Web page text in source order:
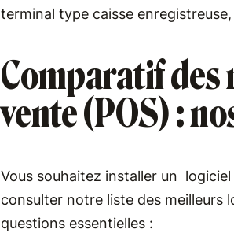
terminal type caisse
Comparatif des
vente (POS) :
Vous souhaitez installer un
consulter notre liste des meilleurs
questions essentielles :